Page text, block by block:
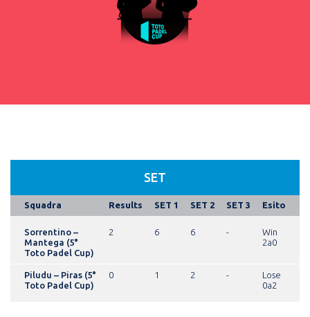
SET
Squadra Results SET 1 SET 2 SET 3 Esito
Sorrentino –
Mantega (5°
Toto Padel Cup)
2 6 6 -
Win
2a0
Piludu – Piras (5°
Toto Padel Cup)
0 1 2 -
Lose
0a2